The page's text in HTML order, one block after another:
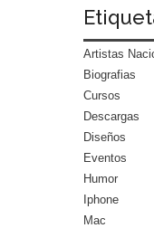
Artistas
Biografias
Cursos
Descargas
Diseños
Eventos
Humor
Iphone
Mac